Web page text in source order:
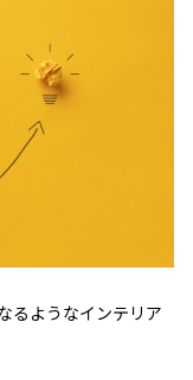
るようなインテリア